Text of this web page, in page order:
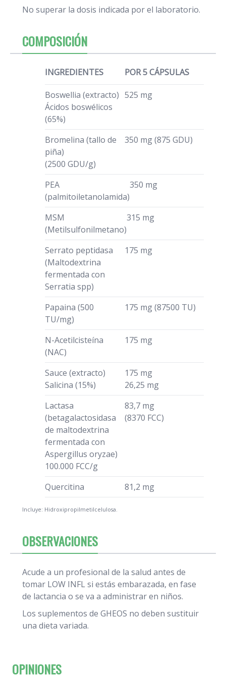
No superar la dosis indicada por el laboratorio.
COMPOSICIÓN
INGREDIENTES POR 5 CÁPSULAS
Boswellia (extracto)
Ácidos boswélicos
(65%)
525 mg
Bromelina (tallo de
piña)
(2500 GDU/g)
350 mg (875 GDU)
PEA
(palmitoiletanolamida)
350 mg
MSM
(Metilsulfonilmetano)
315 mg
Serrato peptidasa
(Maltodextrina
fermentada con
Serratia spp)
175 mg
Papaina (500
TU/mg)
175 mg (87500 TU)
N-Acetilcisteína
(NAC)
175 mg
Sauce (extracto)
Salicina (15%)
175 mg
26,25 mg
Lactasa
(betagalactosidasa
de maltodextrina
fermentada con
Aspergillus oryzae)
100.000 FCC/g
83,7 mg
(8370 FCC)
Quercitina 81,2 mg
Incluye: Hidroxipropilmetilcelulosa.
OBSERVACIONES
Acude a un profesional de la salud antes de
tomar LOW INFL si estás embarazada, en fase
de lactancia o se va a administrar en niños.
Los suplementos de GHEOS no deben sustituir
una dieta variada.
OPINIONES